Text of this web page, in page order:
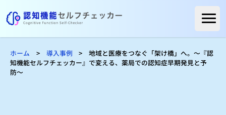
ホーム
認知機能セルフチェッカーとは
導入メリット
ホーム > 導入事例 >
地域と医療をつなぐ「架け橋」へ。〜『認
知機能セルフチェッカー』で変える、薬局での認知症早期発見と予
防〜